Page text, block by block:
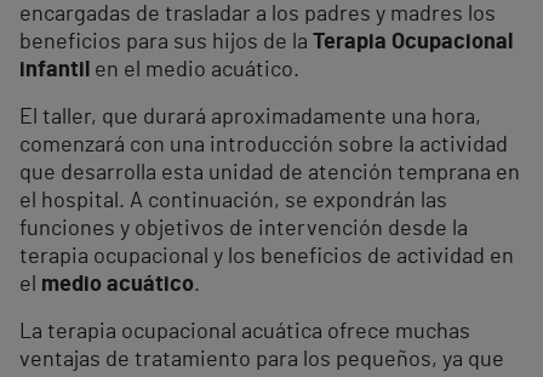
encargadas de trasladar a los padres y madres los
beneficios para sus hijos de la Terapia Ocupacional
infantil
en el medio acuático.
El taller, que durará aproximadamente una hora,
comenzará con una introducción sobre la actividad
que desarrolla esta unidad de atención temprana en
el hospital. A continuación, se expondrán las
funciones y objetivos de intervención desde la
terapia ocupacional y los beneficios de actividad en
el medio acuático.
La terapia ocupacional acuática ofrece muchas
ventajas de tratamiento para los pequeños, ya que